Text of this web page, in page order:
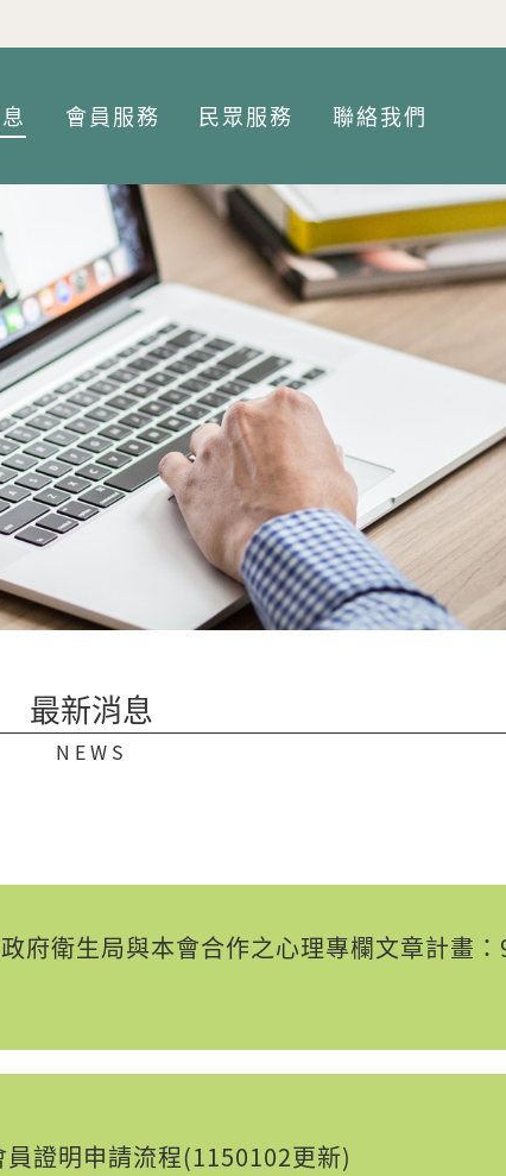
會員服務 民眾服務 聯絡我們
最新消息
NEWS
府衛生局與本會合作之心理專欄文章計畫
員證明申請流程(1150102更新)